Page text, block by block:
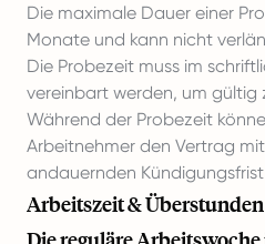
Die maximale Dauer einer
Monate und kann nicht
Die Probezeit muss im
vereinbart werden, um gültig
Während der Probezeit
Arbeitnehmer den Vertrag
andauernden
Arbeitszeit & Überstunden